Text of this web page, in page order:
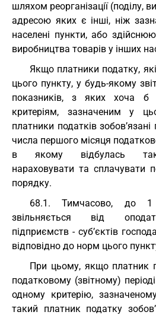
шляхом реорганізації (поділу,
адресою яких є інші, ніж
населені пункти, або
виробництва товарів у інших
Якщо платники податку,
цього пункту, у будь-якому
показників, з яких хоча б
критеріям, зазначеним у
платники податків
числа першого місяця
в якому відбулась така
нараховувати та сплачувати
порядку.
68.1. Тимчасово, до
звільняється від
підприємств - суб’єктів
відповідно до норм цього
При цьому, якщо платник
податковому (звітному)
одному критерію,
такий платник податку